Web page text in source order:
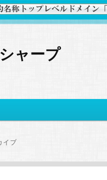
ャープ
イブ